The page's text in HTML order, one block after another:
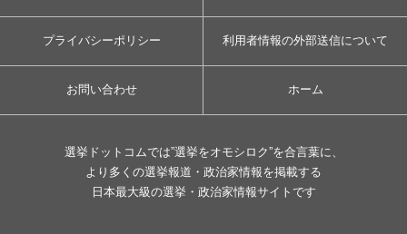
プライバシーポリシー 利用者情報の外部送信について
お問い合わせ ホーム
選挙ドットコムでは”選挙をオモシロク”を合言葉に、
より多くの選挙報道・政治家情報を掲載する
日本最大級の選挙・政治家情報サイトです